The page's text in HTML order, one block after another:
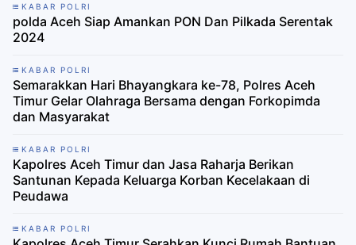
KABAR POLRI
polda Aceh Siap Amankan PON Dan Pilkada Serentak
2024
KABAR POLRI
Semarakkan Hari Bhayangkara ke-78, Polres Aceh
Timur Gelar Olahraga Bersama dengan Forkopimda
dan Masyarakat
KABAR POLRI
Kapolres Aceh Timur dan Jasa Raharja Berikan
Santunan Kepada Keluarga Korban Kecelakaan di
Peudawa
KABAR POLRI